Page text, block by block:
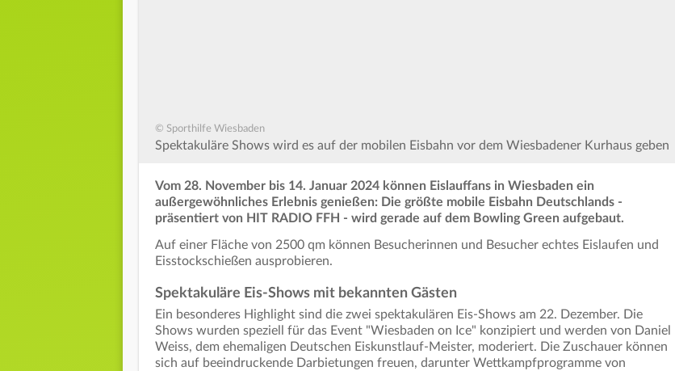
© Sporthilfe Wiesbaden
Spektakuläre Shows wird es auf der mobilen Eisbahn vor dem Wiesbadener Kurhaus geben
Vom 28. November bis 14. Januar 2024 können Eislauffans in Wiesbaden ein
außergewöhnliches Erlebnis genießen: Die größte mobile Eisbahn Deutschlands -
präsentiert von HIT RADIO FFH - wird gerade auf dem Bowling Green aufgebaut.
Auf einer Fläche von 2500 qm können Besucherinnen und Besucher echtes Eislaufen und
Eisstockschießen ausprobieren.
Spektakuläre Eis-Shows mit bekannten Gästen
Ein besonderes Highlight sind die zwei spektakulären Eis-Shows am 22. Dezember. Die
Shows wurden speziell für das Event "Wiesbaden on Ice" konzipiert und werden von Daniel
Weiss, dem ehemaligen Deutschen Eiskunstlauf-Meister, moderiert. Die Zuschauer können
sich auf beeindruckende Darbietungen freuen, darunter Wettkampfprogramme von